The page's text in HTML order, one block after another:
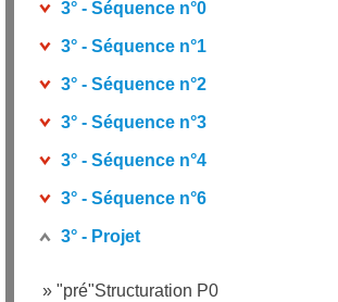
3° - Séquence n°0
3° - Séquence n°1
3° - Séquence n°2
3° - Séquence n°3
3° - Séquence n°4
3° - Séquence n°6
3° - Projet
» "pré"Structuration P0